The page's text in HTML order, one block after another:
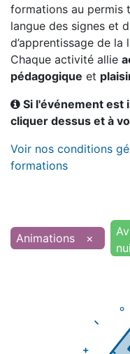
formations au permis
langue des signes et
d’apprentissage de la
Chaque activité allie
pédagogique et
Si l'événement est
cliquer dessus et à
Voir nos conditions
formations
Animations ×